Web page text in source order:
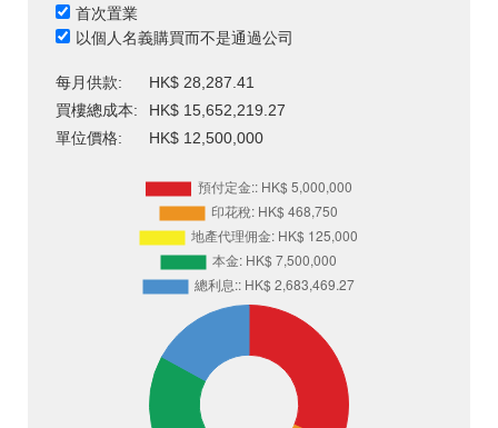
首次置業
以個人名義購買而不是通過公司
每月供款:
HK$ 28,287.41
買樓總成本:
HK$ 15,652,219.27
單位價格:
HK$ 12,500,000